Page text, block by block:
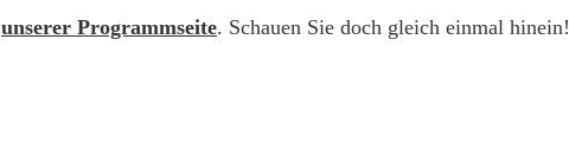
unserer Programmseite. Schauen Sie doch gleich einmal hinein!